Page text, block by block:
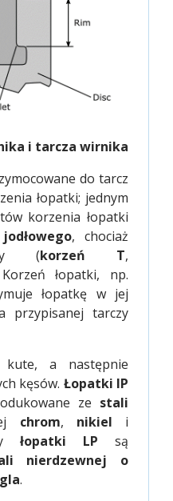
i tarcza wirnika
do tarcz
łopatki; jednym
korzenia łopatki
, chociaż
(korzeń T,
łopatki, np.
łopatkę w jej
przypisanej tarczy
a następnie
kęsów. Łopatki IP
ze stali
chrom, nikiel i
łopatki LP są
nierdzewnej o
.